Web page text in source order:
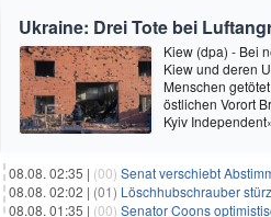
Ukraine: Drei Tote bei
Kiew (dpa) - Bei
Kiew und deren
Menschen
östlichen Vorort
Kyiv
08.08. 02:35 | (00) Senat verschiebt Abstimmung
08.08. 02:02 | (01) Löschhubschrauber
08.08. 01:35 | (00) Senator Coons